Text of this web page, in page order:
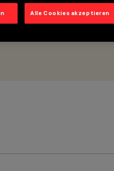
Alle Cookies akzeptieren